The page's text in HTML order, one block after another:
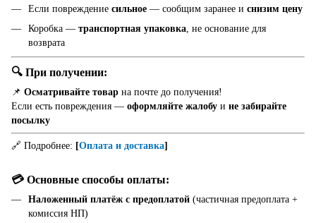
Если повреждение сильное — сообщим заранее и снизим цену
Коробка — транспортная упаковка, не основание для
возврата
🔍 При получении:
📌 Осматривайте товар на почте до получения!
Если есть повреждения — оформляйте жалобу и не забирайте
посылку
🔗 Подробнее: [Оплата и доставка]
💳 Основные способы оплаты:
Наложенный платёж с предоплатой (частичная предоплата +
комиссия НП)